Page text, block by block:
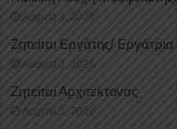
August 3, 2026
Ζητείται Εργάτης/
August 3, 2026
Ζητείται Αρχιτέκτονας
August 3, 2026